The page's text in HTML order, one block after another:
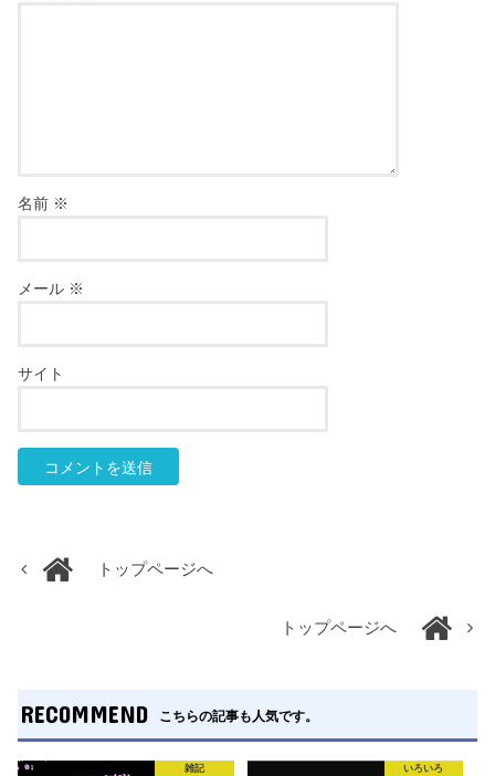
名前 ※
メール ※
サイト
トップページへ
トップページへ
RECOMMEND こちらの記事も人気です。
雑記 いろいろ